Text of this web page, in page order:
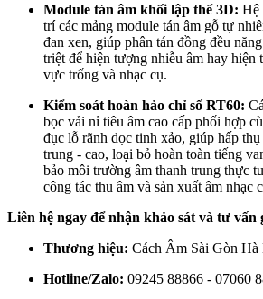
Module tán âm khối lập thể 3D: Hệ
trí các mảng module tán âm gỗ tự
đan xen, giúp phân tán đồng đều
triệt để hiện tượng nhiễu âm hay hiện
vực trống và nhạc cụ.
Kiểm soát hoàn hảo chỉ số RT60:
bọc vải nỉ tiêu âm cao cấp phối hợp
đục lỗ rãnh dọc tinh xảo, giúp hấp
trung - cao, loại bỏ hoàn toàn tiếng
bảo môi trường âm thanh trung thực
công tác thu âm và sản xuất âm nhạc
Liên hệ ngay để nhận khảo sát và tư vấn
Thương hiệu: Cách Âm Sài Gòn Hà
Hotline/Zalo: 09245 88866 - 07060